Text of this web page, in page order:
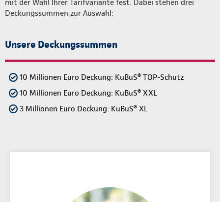
mit der Wahl Ihrer Tarifvariante fest. Dabei stehen drei
Deckungssummen zur Auswahl:
Unsere Deckungssummen
10 Millionen Euro Deckung: KuBuS® TOP-Schutz
10 Millionen Euro Deckung: KuBuS® XXL
3 Millionen Euro Deckung: KuBuS® XL